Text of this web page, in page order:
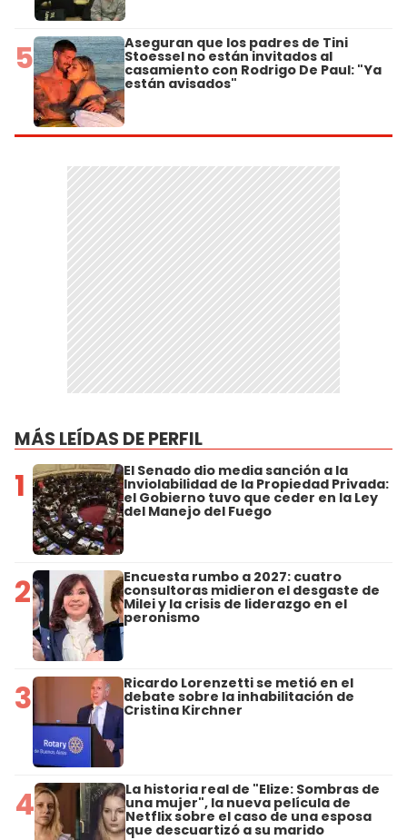
5 Aseguran que los padres de Tini
Stoessel no están invitados al
casamiento con Rodrigo De Paul: "Ya
están avisados"
MÁS LEÍDAS DE PERFIL
1 El Senado dio media sanción a la
Inviolabilidad de la Propiedad Privada:
el Gobierno tuvo que ceder en la Ley
del Manejo del Fuego
2 Encuesta rumbo a 2027: cuatro
consultoras midieron el desgaste de
Milei y la crisis de liderazgo en el
peronismo
3 Ricardo Lorenzetti se metió en el
debate sobre la inhabilitación de
Cristina Kirchner
4 La historia real de "Elize: Sombras de
una mujer", la nueva película de
Netflix sobre el caso de una esposa
que descuartizó a su marido